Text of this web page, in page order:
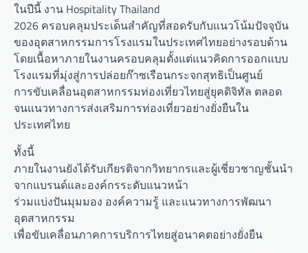
ในปีนี้ งาน Hospitality Thailand
2026 ครอบคลุมประเด็นสำคัญที่สอดรับกับแนวโน้มปัจจุบัน
ของอุตสาหกรรมการโรงแรมในประเทศไทยอย่างรอบด้าน
โดยเนื้อหาภายในงานครอบคลุมตั้งแต่แนวคิดการออกแบบ
โรงแรมที่มุ่งสู่การปล่อยก๊าซเรือนกระจกสุทธิเป็นศูนย์
การขับเคลื่อนอุตสาหกรรมท่องเที่ยวไทยสู่ยุคดิจิทัล ตลอด
จนแนวทางการส่งเสริมการท่องเที่ยวอย่างยั่งยืนใน
ประเทศไทย
ทั้งนี้
ภายในงานยังได้รับเกียรติจากวิทยากรและผู้เชี่ยวชาญชั้นนำ
จากแบรนด์และองค์กรระดับแนวหน้า
ร่วมแบ่งปันมุมมอง องค์ความรู้ และแนวทางการพัฒนา
อุตสาหกรรม
เพื่อขับเคลื่อนภาคการบริการไทยสู่อนาคตอย่างยั่งยืน